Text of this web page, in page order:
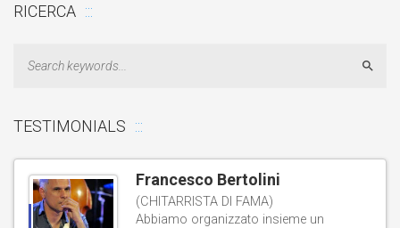
RICERCA
TESTIMONIALS
Francesco Bertolini
(CHITARRISTA DI FAMA)
Abbiamo organizzato insieme un